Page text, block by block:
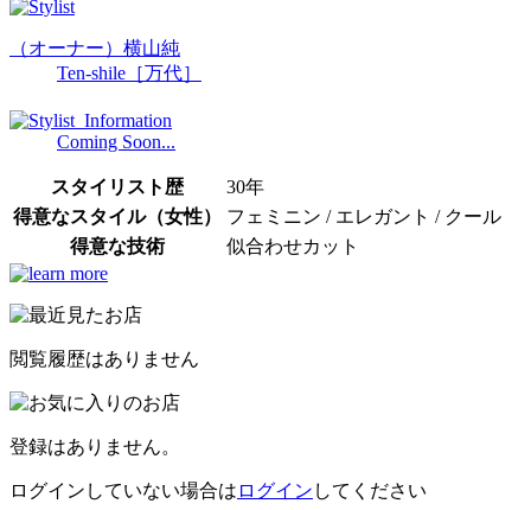
（オーナー）横山純
Ten-shile［万代］
Coming Soon...
スタイリスト歴
30年
得意なスタイル（女性）
フェミニン / エレガント / クール
得意な技術
似合わせカット
閲覧履歴はありません
登録はありません。
ログインしていない場合は ログイン してください